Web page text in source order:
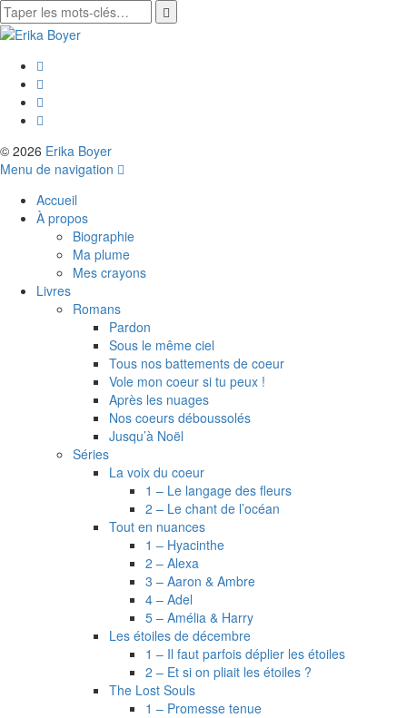
© 2026 Erika Boyer
Menu de navigation
Accueil
À propos
Biographie
Ma plume
Mes crayons
Livres
Romans
Pardon
Sous le même ciel
Tous nos battements de coeur
Vole mon coeur si tu peux !
Après les nuages
Nos coeurs déboussolés
Jusqu’à Noël
Séries
La voix du coeur
1 – Le langage des fleurs
2 – Le chant de l’océan
Tout en nuances
1 – Hyacinthe
2 – Alexa
3 – Aaron & Ambre
4 – Adel
5 – Amélia & Harry
Les étoiles de décembre
1 – Il faut parfois déplier les étoiles
2 – Et si on pliait les étoiles ?
The Lost Souls
1 – Promesse tenue